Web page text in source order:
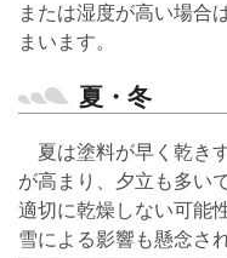
または湿度が高い場合
まいます。
夏・冬
夏は塗料が早く乾き
が高まり、夕立も多い
適切に乾燥しない可能
雪による影響も懸念さ